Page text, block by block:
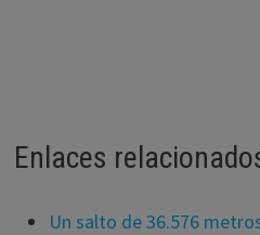
Enlaces
Un salto de 36.576